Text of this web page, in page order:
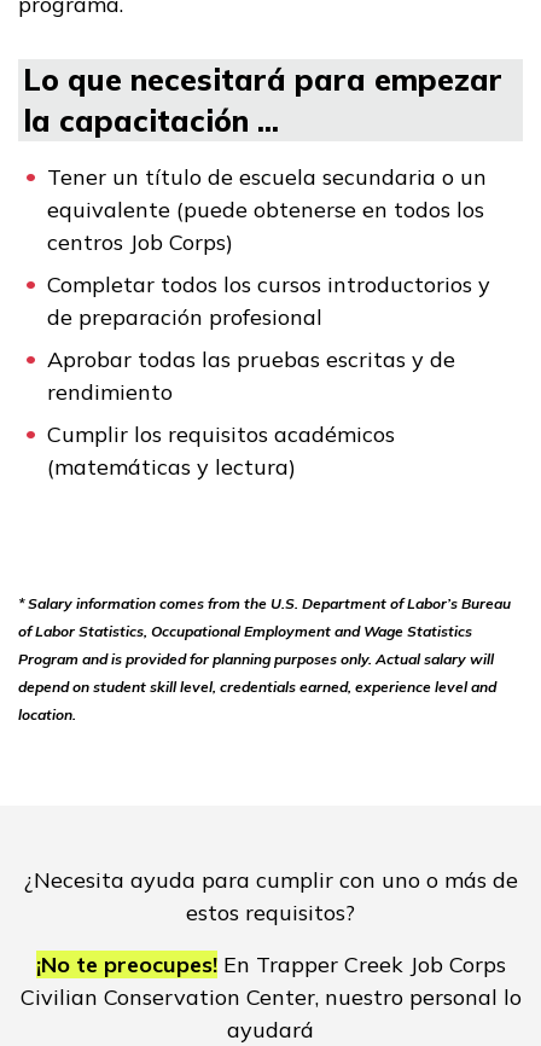
Lo que necesitará para empezar
la capacitación ...
Tener un título de escuela secundaria o un
equivalente (puede obtenerse en todos los
centros Job Corps)
Completar todos los cursos introductorios y
de preparación profesional
Aprobar todas las pruebas escritas y de
rendimiento
Cumplir los requisitos académicos
(matemáticas y lectura)
* Salary information comes from the U.S. Department of Labor’s Bureau
of Labor Statistics, Occupational Employment and Wage Statistics
Program and is provided for planning purposes only. Actual salary will
depend on student skill level, credentials earned, experience level and
location.
¿Necesita ayuda para cumplir con uno o más de
estos requisitos?
¡No te preocupes!En Trapper Creek Job Corps
Civilian Conservation Center, nuestro personal lo
ayudará